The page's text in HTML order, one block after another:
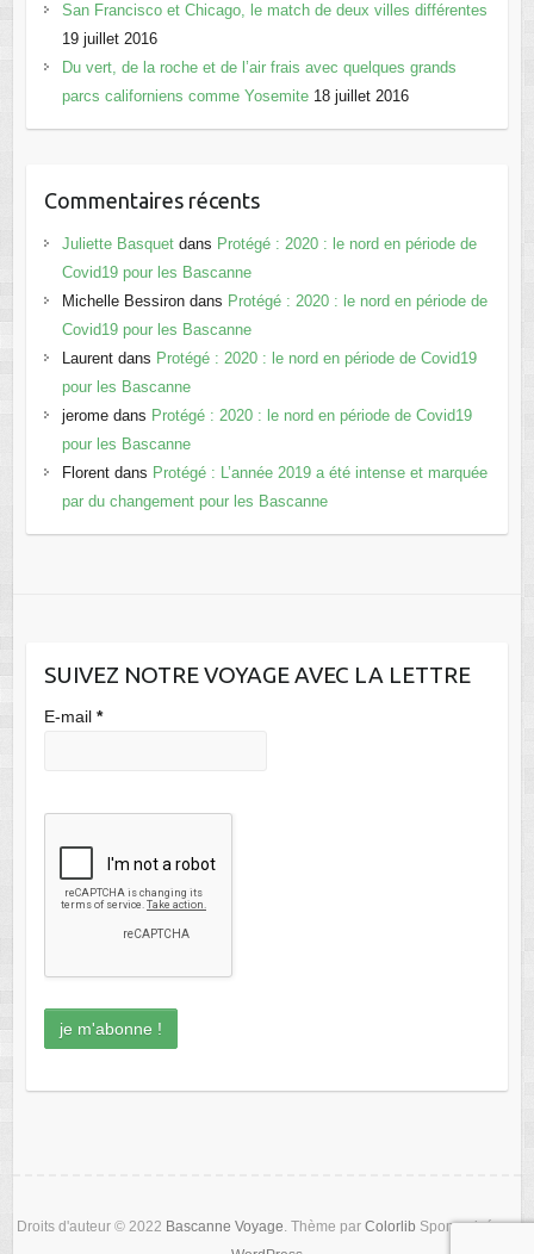
San Francisco et Chicago, le match de deux villes différentes
19 juillet 2016
Du vert, de la roche et de l’air frais avec quelques grands
parcs californiens comme Yosemite 18 juillet 2016
Commentaires récents
Juliette Basquetdans Protégé : 2020 : le nord en période de
Covid19 pour les Bascanne
Michelle Bessirondans Protégé : 2020 : le nord en période de
Covid19 pour les Bascanne
Laurentdans Protégé : 2020 : le nord en période de Covid19
pour les Bascanne
jeromedans Protégé : 2020 : le nord en période de Covid19
pour les Bascanne
Florentdans Protégé : L’année 2019 a été intense et marquée
par du changement pour les Bascanne
SUIVEZ NOTRE VOYAGE AVEC LA LETTRE
E-mail *
Droits d'auteur © 2022 Bascanne Voyage. Thème par Colorlib Sponsorisé par